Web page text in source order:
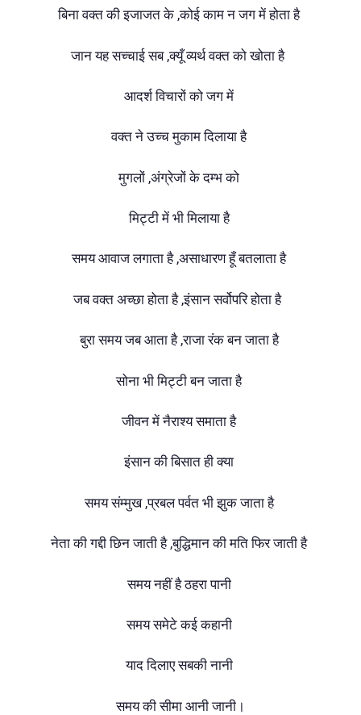
बिना वक्त की इजाजत के ,कोई काम न जग में होता है
जान यह सच्चाई सब ,क्यूँ व्यर्थ वक्त को खोता है
आदर्श विचारों को जग में
वक्त ने उच्च मुकाम दिलाया है
मुगलों ,अंग्रेजों के दम्भ को
मिट्टी में भी मिलाया है
समय आवाज लगाता है ,असाधारण हूँ बतलाता है
जब वक्त अच्छा होता है ,इंसान सर्वोपरि होता है
बुरा समय जब आता है ,राजा रंक बन जाता है
सोना भी मिट्टी बन जाता है
जीवन में नैराश्य समाता है
इंसान की बिसात ही क्या
समय संम्मुख ,प्रबल पर्वत भी झुक जाता है
नेता की गद्दी छिन जाती है ,बुद्धिमान की मति फिर जाती है
समय नहीं है ठहरा पानी
समय समेटे कई कहानी
याद दिलाए सबकी नानी
समय की सीमा आनी जानी।